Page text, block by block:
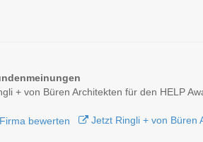
+ von Büren Architekten für den HELP
Jetzt Ringli + von Büren